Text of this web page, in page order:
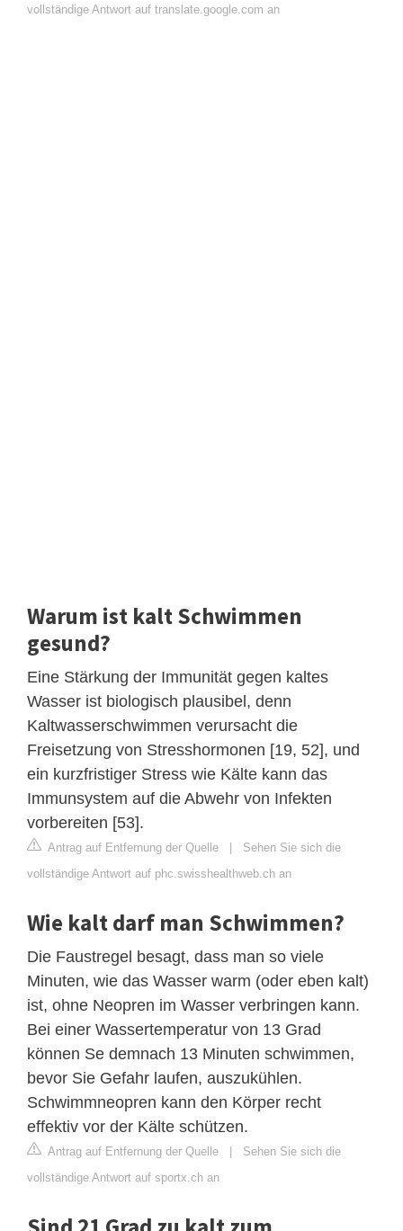
vollständige Antwort auf translate.google.com an
Warum ist kalt Schwimmen
gesund?
Eine Stärkung der Immunität gegen kaltes
Wasser ist biologisch plausibel, denn
Kaltwasserschwimmen verursacht die
Freisetzung von Stresshormonen [19, 52], und
ein kurzfristiger Stress wie Kälte kann das
Immunsystem auf die Abwehr von Infekten
vorbereiten [53].
Antrag auf Entfernung der Quelle | Sehen Sie sich die
vollständige Antwort auf phc.swisshealthweb.ch an
Wie kalt darf man Schwimmen?
Die Faustregel besagt, dass man so viele
Minuten, wie das Wasser warm (oder eben kalt)
ist, ohne Neopren im Wasser verbringen kann.
Bei einer Wassertemperatur von 13 Grad
können Se demnach 13 Minuten schwimmen,
bevor Sie Gefahr laufen, auszukühlen.
Schwimmneopren kann den Körper recht
effektiv vor der Kälte schützen.
Antrag auf Entfernung der Quelle | Sehen Sie sich die
vollständige Antwort auf sportx.ch an